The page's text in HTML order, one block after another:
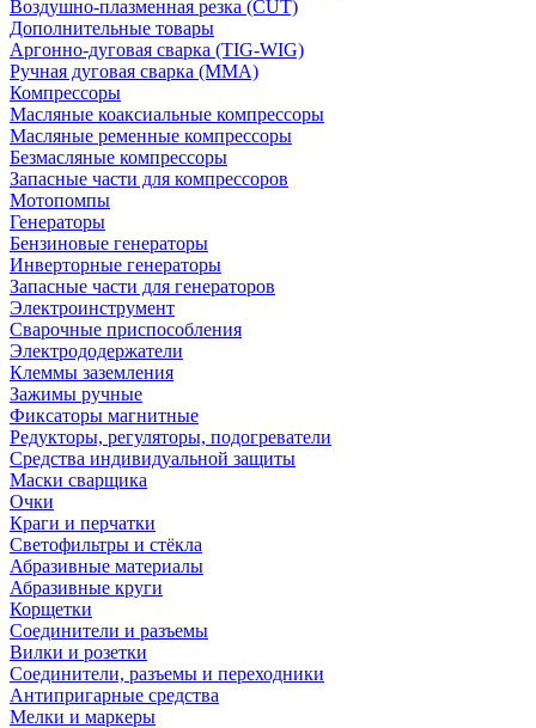
Воздушно-плазменная резка (CUT)
Дополнительные товары
Аргонно-дуговая сварка (TIG-WIG)
Ручная дуговая сварка (MMA)
Компрессоры
Масляные коаксиальные компрессоры
Масляные ременные компрессоры
Безмасляные компрессоры
Запасные части для компрессоров
Мотопомпы
Генераторы
Бензиновые генераторы
Инверторные генераторы
Запасные части для генераторов
Электроинструмент
Сварочные приспособления
Электрододержатели
Клеммы заземления
Зажимы ручные
Фиксаторы магнитные
Редукторы, регуляторы, подогреватели
Средства индивидуальной защиты
Маски сварщика
Очки
Краги и перчатки
Светофильтры и стёкла
Абразивные материалы
Абразивные круги
Корщетки
Соединители и разъемы
Вилки и розетки
Соединители, разъемы и переходники
Антипригарные средства
Мелки и маркеры